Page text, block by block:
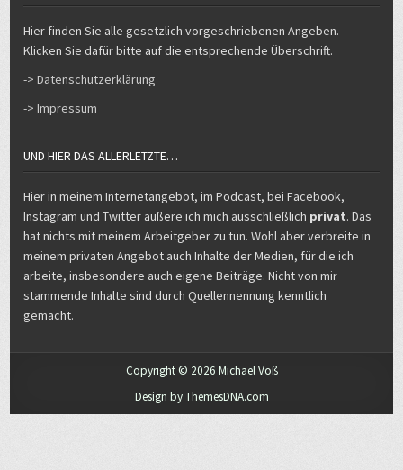
Hier finden Sie alle gesetzlich vorgeschriebenen Angeben.
Klicken Sie dafür bitte auf die entsprechende Überschrift.
-> Datenschutzerklärung
-> Impressum
UND HIER DAS ALLERLETZTE…
Hier in meinem Internetangebot, im Podcast, bei Facebook,
Instagram und Twitter äußere ich mich ausschließlich privat. Das
hat nichts mit meinem Arbeitgeber zu tun. Wohl aber verbreite in
meinem privaten Angebot auch Inhalte der Medien, für die ich
arbeite, insbesondere auch eigene Beiträge. Nicht von mir
stammende Inhalte sind durch Quellennennung kenntlich
gemacht.
Copyright © 2026 Michael Voß
Design by ThemesDNA.com